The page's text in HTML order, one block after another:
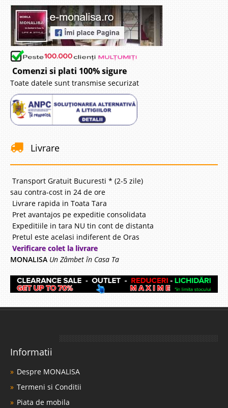
Comenzi si plati 100% sigure
Toate datele sunt transmise securizat
Livrare
Transport Gratuit Bucuresti * (2-5 zile)
sau contra-cost in 24 de ore
Livrare rapida in Toata Tara
Pret avantajos pe expeditie consolidata
Expeditiile in tara NU tin cont de distanta
Pretul este acelasi indiferent de Oras
Verificare colet la livrare
MONALISA Un Zâmbet în Casa Ta
Informatii
Despre MONALISA
Termeni si Conditii
Piata de mobila